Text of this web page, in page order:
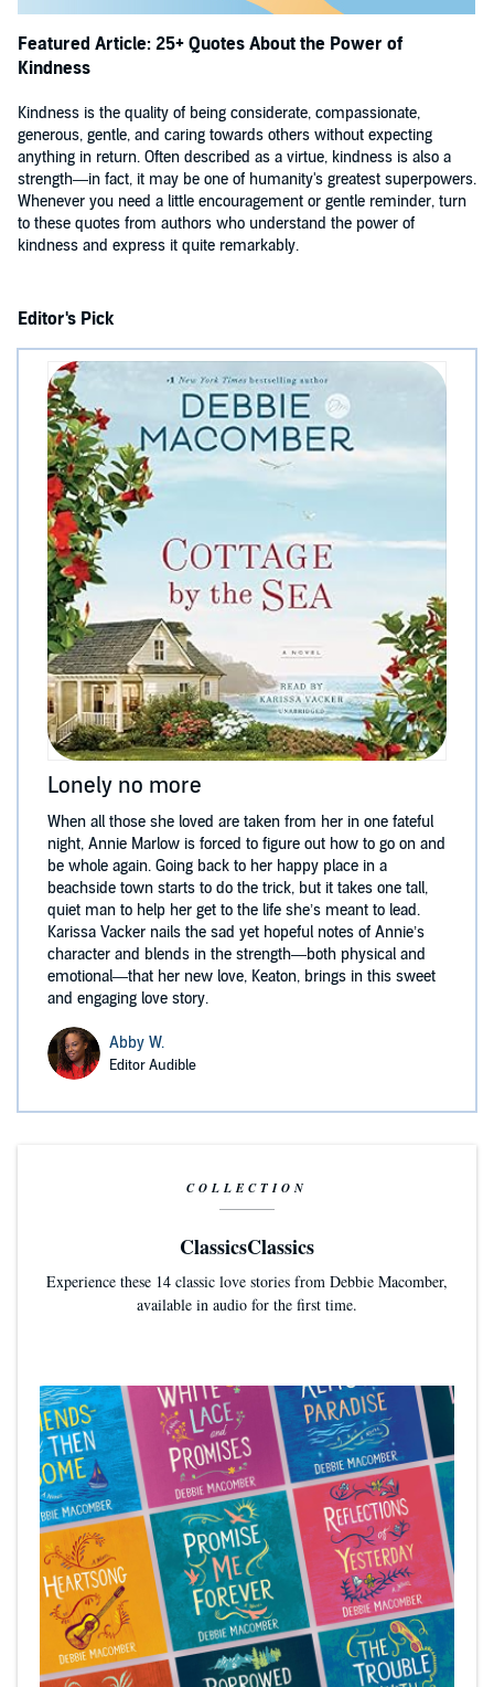
Featured Article: 25+ Quotes About the Power of
Kindness
Kindness is the quality of being considerate, compassionate,
generous, gentle, and caring towards others without expecting
anything in return. Often described as a virtue, kindness is also a
strength—in fact, it may be one of humanity's greatest superpowers.
Whenever you need a little encouragement or gentle reminder, turn
to these quotes from authors who understand the power of
kindness and express it quite remarkably.
Editor's Pick
Lonely no more
When all those she loved are taken from her in one fateful
night, Annie Marlow is forced to figure out how to go on and
be whole again. Going back to her happy place in a
beachside town starts to do the trick, but it takes one tall,
quiet man to help her get to the life she’s meant to lead.
Karissa Vacker nails the sad yet hopeful notes of Annie’s
character and blends in the strength—both physical and
emotional—that her new love, Keaton, brings in this sweet
and engaging love story.
Abby W.
Editor Audible
COLLECTION
ClassicsClassics
Experience these 14 classic love stories from Debbie Macomber,
available in audio for the first time.